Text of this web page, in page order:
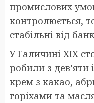
промислових
контролюється,
стабільні від
У Галичині XIX
робили з дев’яти
крем з какао,
горіхами та